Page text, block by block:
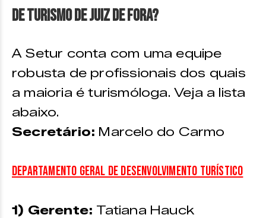
de Turismo de Juiz de Fora?
A Setur conta com uma equipe
robusta de profissionais dos quais
a maioria é turismóloga. Veja a lista
abaixo.
Secretário: Marcelo do Carmo
Departamento Geral de Desenvolvimento Turístico
1) Gerente: Tatiana Hauck